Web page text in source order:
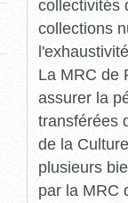
collectivités
collections
La MRC de
assurer la
transférées
de la
plusieurs
par la MRC